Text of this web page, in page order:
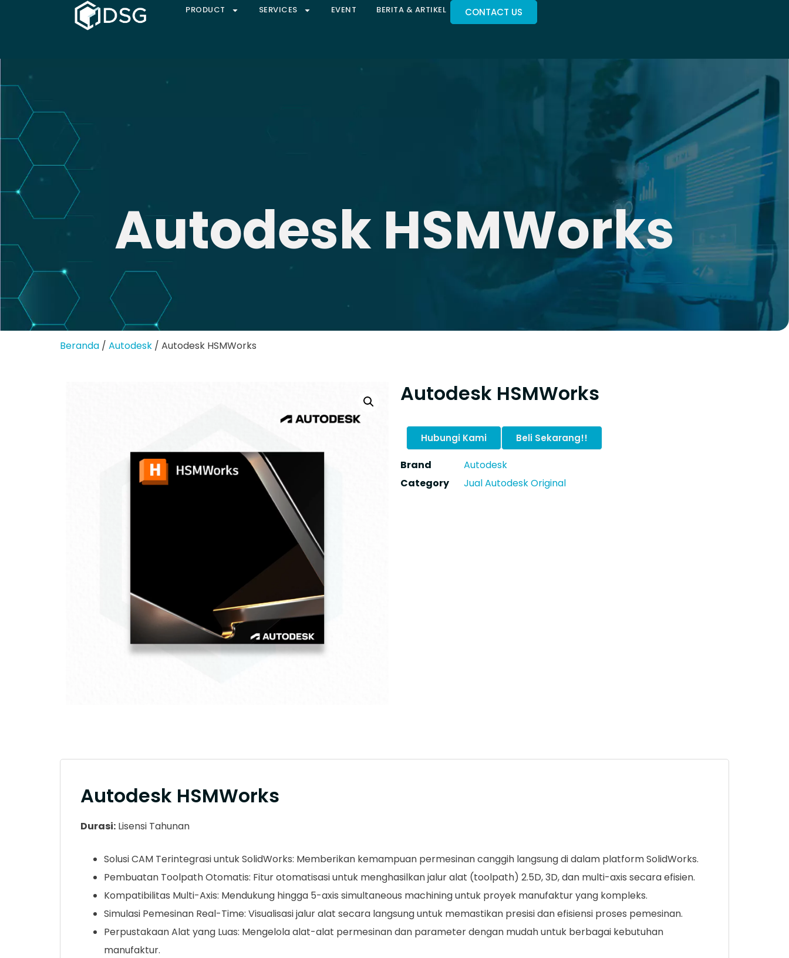
PRODUCT SERVICES EVENT BERITA & ARTIKEL CONTACT US
Autodesk HSMWorks
Beranda / Autodesk / Autodesk HSMWorks
Autodesk HSMWorks
Hubungi Kami Beli Sekarang!!
Brand
Autodesk
Category
Jual Autodesk Original
Autodesk HSMWorks
Durasi: Lisensi Tahunan
Solusi CAM Terintegrasi untuk SolidWorks: Memberikan kemampuan permesinan canggih langsung di dalam platform SolidWorks.
Pembuatan Toolpath Otomatis: Fitur otomatisasi untuk menghasilkan jalur alat (toolpath) 2.5D, 3D, dan multi-axis secara efisien.
Kompatibilitas Multi-Axis: Mendukung hingga 5-axis simultaneous machining untuk proyek manufaktur yang kompleks.
Simulasi Pemesinan Real-Time: Visualisasi jalur alat secara langsung untuk memastikan presisi dan efisiensi proses pemesinan.
Perpustakaan Alat yang Luas: Mengelola alat-alat permesinan dan parameter dengan mudah untuk berbagai kebutuhan
manufaktur.